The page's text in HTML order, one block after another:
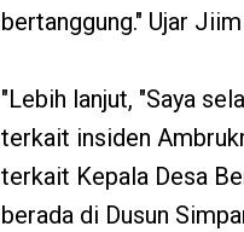
bertanggung." Ujar
"Lebih lanjut, "Saya
terkait insiden
terkait Kepala Desa
berada di Dusun